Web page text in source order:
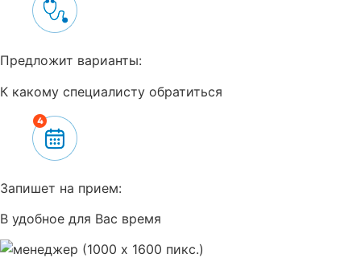
Предложит варианты:
К какому специалисту обратиться
Запишет на прием:
В удобное для Вас время